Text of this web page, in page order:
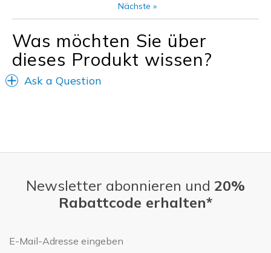
I'm Really Into Shoes
Nächste »
Was möchten Sie über
dieses Produkt wissen?
Ask a Question
Newsletter abonnieren und 20%
Rabattcode erhalten*
E-Mail-Adresse